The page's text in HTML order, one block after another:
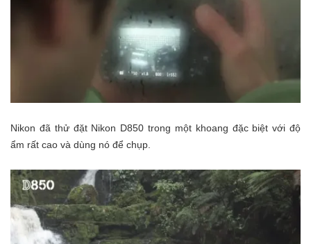
Nikon đã thử đặt Nikon D850 trong một khoang đặc biệt với độ
ẩm rất cao và dùng nó để chụp.